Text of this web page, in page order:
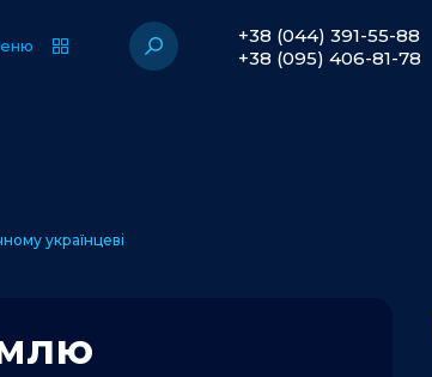
+38 (044) 391-55-88
+38 (095) 406-81-78
українцеві